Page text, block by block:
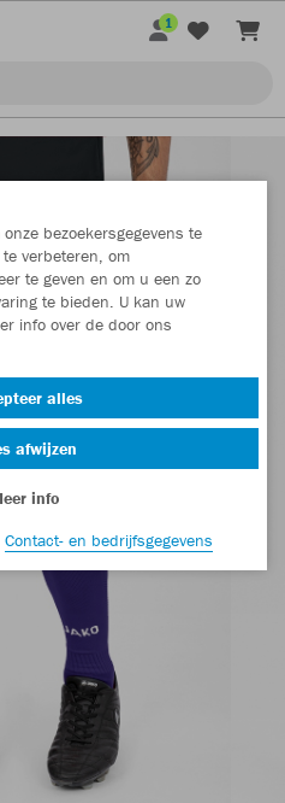
1
bezoekersgegevens te
verbeteren, om
te geven en om u een zo
te bieden. U kan uw
info over de door ons
alles
afwijzen
info
Contact- en bedrijfsgegevens